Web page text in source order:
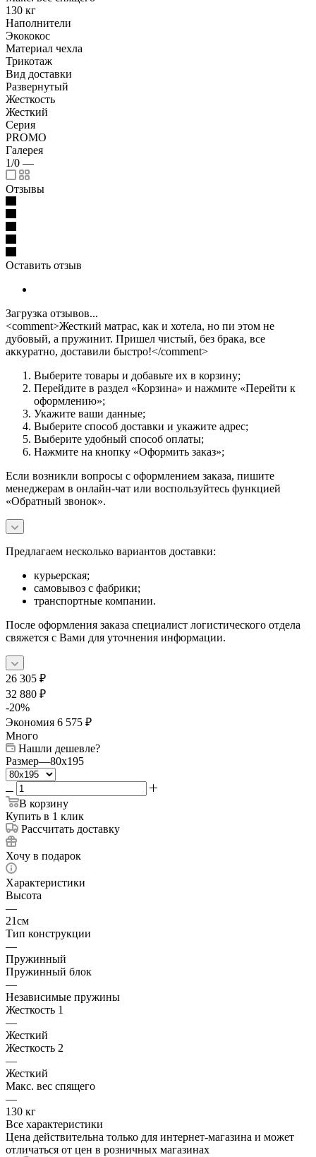
130 кг
Наполнители
Экококос
Материал чехла
Трикотаж
Вид доставки
Развернутый
Жесткость
Жесткий
Серия
PROMO
Галерея
1/0 —
Отзывы
Оставить отзыв
Загрузка отзывов...
<comment>Жесткий матрас, как и хотела, но пи этом не
дубовый, а пружинит. Пришел чистый, без брака, все
аккуратно, доставили быстро!</comment>
Выберите товары и добавьте их в корзину;
Перейдите в раздел «Корзина» и нажмите «Перейти к
оформлению»;
Укажите ваши данные;
Выберите способ доставки и укажите адрес;
Выберите удобный способ оплаты;
Нажмите на кнопку «Оформить заказ»;
Если возникли вопросы с оформлением заказа, пишите
менеджерам в онлайн-чат или воспользуйтесь функцией
«Обратный звонок».
Предлагаем несколько вариантов доставки:
курьерская;
самовывоз с фабрики;
транспортные компании.
После оформления заказа специалист логистического отдела
свяжется с Вами для уточнения информации.
26 305 ₽
32 880 ₽
-20%
Экономия 6 575 ₽
Много
Нашли дешевле?
Размер—80x195
В корзину
Купить в 1 клик
Рассчитать доставку
Хочу в подарок
Характеристики
Высота
—
21см
Тип конструкции
—
Пружинный
Пружинный блок
—
Независимые пружины
Жесткость 1
—
Жесткий
Жесткость 2
—
Жесткий
Макс. вес спящего
—
130 кг
Все характеристики
Цена действительна только для интернет-магазина и может
отличаться от цен в розничных магазинах